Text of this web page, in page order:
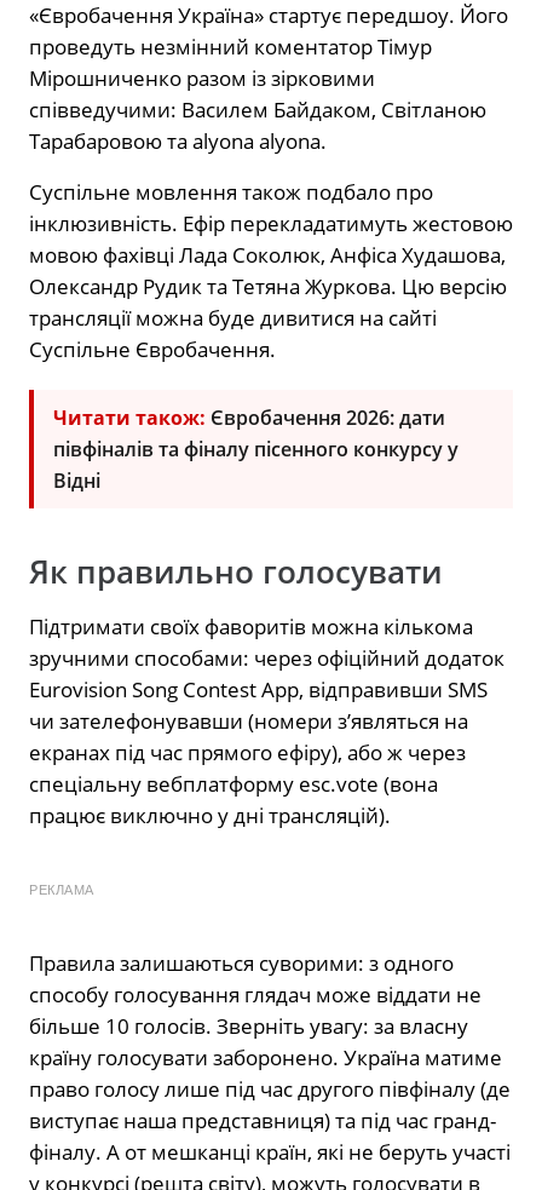
«Євробачення Україна» стартує передшоу. Його
проведуть незмінний коментатор Тімур
Мірошниченко разом із зірковими
співведучими: Василем Байдаком, Світланою
Тарабаровою та alyona alyona.
Суспільне мовлення також подбало про
інклюзивність. Ефір перекладатимуть жестовою
мовою фахівці Лада Соколюк, Анфіса Худашова,
Олександр Рудик та Тетяна Журкова. Цю версію
трансляції можна буде дивитися на сайті
Суспільне Євробачення.
Читати також: Євробачення 2026: дати
півфіналів та фіналу пісенного конкурсу у
Відні
Як правильно голосувати
Підтримати своїх фаворитів можна кількома
зручними способами: через офіційний додаток
Eurovision Song Contest App, відправивши SMS
чи зателефонувавши (номери з’являться на
екранах під час прямого ефіру), або ж через
спеціальну вебплатформу esc.vote (вона
працює виключно у дні трансляцій).
РЕКЛАМА
Правила залишаються суворими: з одного
способу голосування глядач може віддати не
більше 10 голосів. Зверніть увагу: за власну
країну голосувати заборонено. Україна матиме
право голосу лише під час другого півфіналу (де
виступає наша представниця) та під час гранд-
фіналу. А от мешканці країн, які не беруть участі
у конкурсі (решта світу), можуть голосувати в